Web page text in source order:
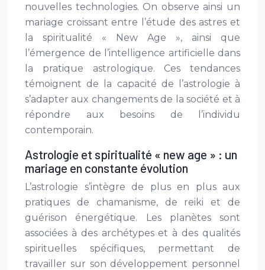
nouvelles technologies. On observe ainsi un
mariage croissant entre l’étude des astres et
la spiritualité « New Age », ainsi que
l’émergence de l’intelligence artificielle dans
la pratique astrologique. Ces tendances
témoignent de la capacité de l’astrologie à
s’adapter aux changements de la société et à
répondre aux besoins de l’individu
contemporain.
Astrologie et spiritualité « new age » : un
mariage en constante évolution
L’astrologie s’intègre de plus en plus aux
pratiques de chamanisme, de reiki et de
guérison énergétique. Les planètes sont
associées à des archétypes et à des qualités
spirituelles spécifiques, permettant de
travailler sur son développement personnel